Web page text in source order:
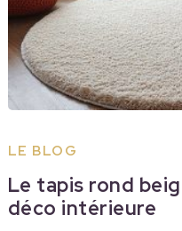
LE BLOG
Le tapis rond
déco intérieure